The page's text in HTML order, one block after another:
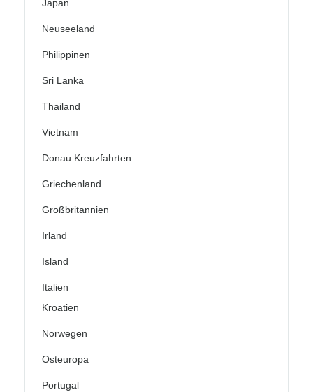
Japan
Neuseeland
Philippinen
Sri Lanka
Thailand
Vietnam
Donau Kreuzfahrten
Griechenland
Großbritannien
Irland
Island
Italien
Kroatien
Norwegen
Osteuropa
Portugal